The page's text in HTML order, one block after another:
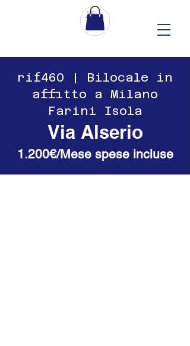
​​rif460 | Bilocale in
affitto a Milano
Farini Isola
Via Alserio
1.200€/Mese spese incluse